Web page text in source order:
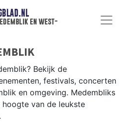
en west-
Bekijk de
festivals, concerten
en omgeving. Medembliks
van de leukste